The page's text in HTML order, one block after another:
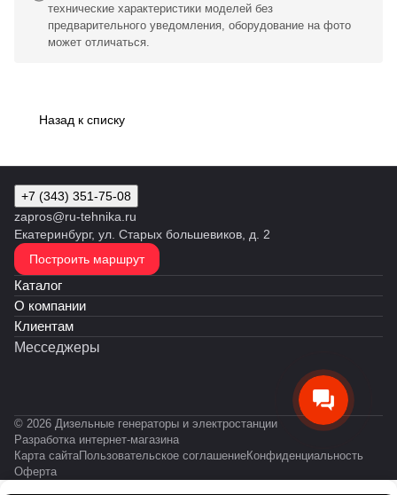
технические характеристики моделей без
предварительного уведомления, оборудование на фото
может отличаться.
Назад к списку
+7 (343) 351-75-08
zapros@ru-tehnika.ru
Екатеринбург, ул. Старых большевиков, д. 2
Построить маршрут
Каталог
О компании
Клиентам
Месседжеры
© 2026 Дизельные генераторы и электростанции
Разработка интернет-магазина
Карта сайтаПользовательское соглашениеКонфиденциальность
Оферта